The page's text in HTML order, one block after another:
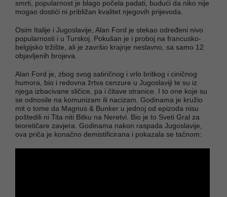
smrti, popularnost je blago počela padati, budući da niko nije
mogao dostići ni približan kvalitet njegovih prijevoda.
Osim Italije i Jugoslavije, Alan Ford je stekao određeni nivo
popularnosti i u Turskoj. Pokušan je i proboj na francusko-
belgijsko tržište, ali je završio krajnje neslavno, sa samo 12
objavljenih brojeva.
Alan Ford je, zbog svog satiričnog i vrlo britkog i ciničnog
humora, bio i redovna žrtva cenzure u Jugoslaviji te su iz
njega izbacivane sličice, pa i čitave stranice. I to one koje su
se odnosile na komunizam ili nacizam. Godinama je kružio
mit o tome da Magnus & Bunker u jednoj od epizoda nisu
poštedili ni Tita niti Bitku na Neretvi. Bio je to Sveti Gral za
teoretičare zavjera. Godinama nakon raspada Jugoslavije,
ova priča je konačno demistificirana i pokazala se tačnom: